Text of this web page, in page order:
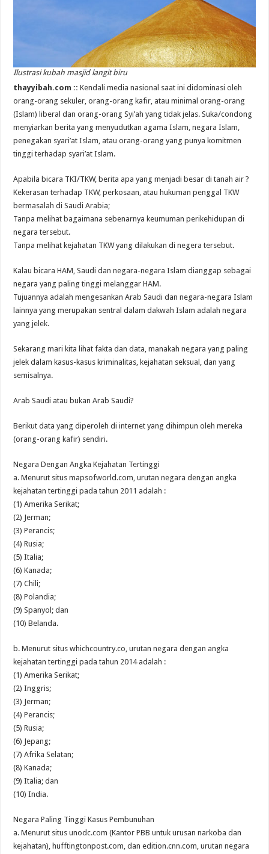
Ilustrasi kubah masjid langit biru
thayyibah.com ::Kendali media nasional saat ini didominasi oleh
orang-orang sekuler, orang-orang kafir, atau minimal orang-orang
(Islam) liberal dan orang-orang Syi’ah yang tidak jelas. Suka/condong
menyiarkan berita yang menyudutkan agama Islam, negara Islam,
penegakan syari’at Islam, atau orang-orang yang punya komitmen
tinggi terhadap syari’at Islam.
Apabila bicara TKI/TKW, berita apa yang menjadi besar di tanah air ?
Kekerasan terhadap TKW, perkosaan, atau hukuman penggal TKW
bermasalah di Saudi Arabia;
Tanpa melihat bagaimana sebenarnya keumuman perikehidupan di
negara tersebut.
Tanpa melihat kejahatan TKW yang dilakukan di negera tersebut.
Kalau bicara HAM, Saudi dan negara-negara Islam dianggap sebagai
negara yang paling tinggi melanggar HAM.
Tujuannya adalah mengesankan Arab Saudi dan negara-negara Islam
lainnya yang merupakan sentral dalam dakwah Islam adalah negara
yang jelek.
Sekarang mari kita lihat fakta dan data, manakah negara yang paling
jelek dalam kasus-kasus kriminalitas, kejahatan seksual, dan yang
semisalnya.
Arab Saudi atau bukan Arab Saudi?
Berikut data yang diperoleh di internet yang dihimpun oleh mereka
(orang-orang kafir) sendiri.
Negara Dengan Angka Kejahatan Tertinggi
a. Menurut situs mapsofworld.com, urutan negara dengan angka
kejahatan tertinggi pada tahun 2011 adalah :
(1) Amerika Serikat;
(2) Jerman;
(3) Perancis;
(4) Rusia;
(5) Italia;
(6) Kanada;
(7) Chili;
(8) Polandia;
(9) Spanyol; dan
(10) Belanda.
b. Menurut situs whichcountry.co, urutan negara dengan angka
kejahatan tertinggi pada tahun 2014 adalah :
(1) Amerika Serikat;
(2) Inggris;
(3) Jerman;
(4) Perancis;
(5) Rusia;
(6) Jepang;
(7) Afrika Selatan;
(8) Kanada;
(9) Italia; dan
(10) India.
Negara Paling Tinggi Kasus Pembunuhan
a. Menurut situs unodc.com (Kantor PBB untuk urusan narkoba dan
kejahatan), hufftingtonpost.com, dan edition.cnn.com, urutan negara